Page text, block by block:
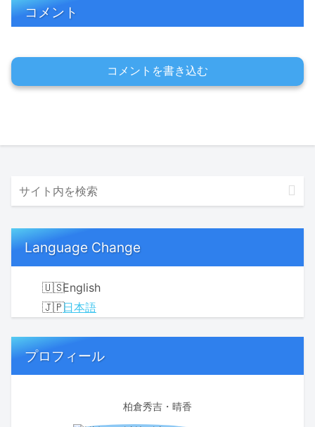
コメント
コメントを書き込む
Language Change
English
日本語
プロフィール
柏倉秀吉・晴香